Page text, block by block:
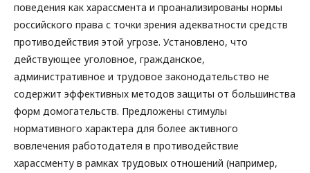
поведения как харассмента и проанализированы нормы
российского права с точки зрения адекватности средств
противодействия этой угрозе. Установлено, что
действующее уголовное, гражданское,
административное и трудовое законодательство не
содержит эффективных методов защиты от большинства
форм домогательств. Предложены стимулы
нормативного характера для более активного
вовлечения работодателя в противодействие
харассменту в рамках трудовых отношений (например,